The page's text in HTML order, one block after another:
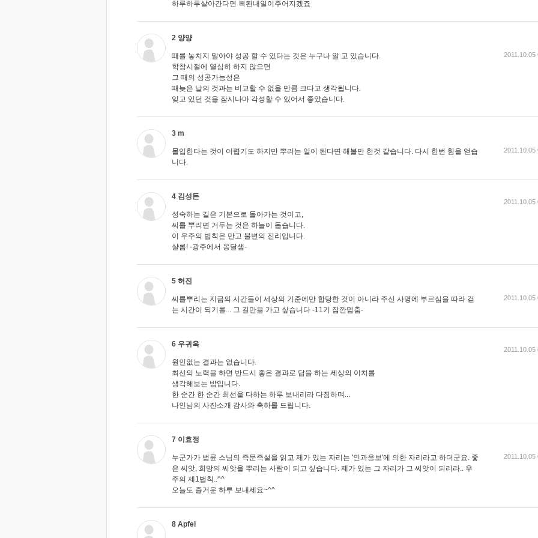
하루하루살아간다면 복된내일이주어지겠죠
2 양양
때를 놓치지 말아야 성공 할 수 있다는 것은 누구나 알 고 있습니다.
학창시절에 열심히 하지 않으면
그 때의 성공가능성은
때늦은 날의 것과는 비교할 수 없을 만큼 크다고 생각됩니다.
잊고 있던 것을 잠시나마 각성할 수 있어서 좋았습니다.
2011.10.05
3 m
몰입한다는 것이 어렵기도 하지만 뿌리는 일이 된다면 해볼만 한것 같습니다. 다시 한번 힘을 얻습
니다.
2011.10.05
4 김성돈
성숙하는 길은 기본으로 돌아가는 것이고,
씨를 뿌리면 거두는 것은 하늘이 돕습니다.
이 우주의 법칙은 만고 불변의 진리입니다.
샬롬! -광주에서 옹달샘-
2011.10.05
5 허진
씨를뿌리는 지금의 시간들이 세상의 기준에만 합당한 것이 아니라 주신 사명에 부르심을 따라 걷
는 시간이 되기를... 그 길만을 가고 싶습니다 -11기 잠깐멈춤-
2011.10.05
6 우귀옥
원인없는 결과는 없습니다.
최선의 노력을 하면 반드시 좋은 결과로 답을 하는 세상의 이치를
생각해보는 밤입니다.
한 순간 한 순간 최선을 다하는 하루 보내리라 다짐하며...
나인님의 사진소개 감사와 축하를 드립니다.
2011.10.05
7 이효정
누군가가 법륜 스님의 즉문즉설을 읽고 제가 있는 자리는 '인과응보'에 의한 자리라고 하더군요. 좋
은 씨앗, 희망의 씨앗을 뿌리는 사람이 되고 싶습니다. 제가 있는 그 자리가 그 씨앗이 되리라.. 우
주의 제1법칙..^^
오늘도 즐거운 하루 보내세요~^^
2011.10.05
8 Apfel